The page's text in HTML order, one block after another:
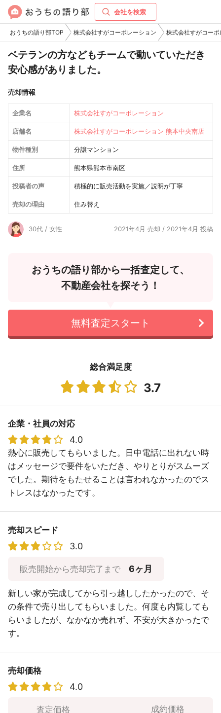
会社を検索
おうちの語り部TOP 株式会社すがコーポレーション 株式会社すがコー
ベテランの方などもチームで動いていただき
安心感がありました。
売却情報
企業名 株式会社すがコーポレーション
店舗名 株式会社すがコーポレーション 熊本中央南店
物件種別 分譲マンション
住所 熊本県熊本市南区
投稿者の声 積極的に販売活動を実施／説明が丁寧
売却の理由 住み替え
30代 / 女性 2021年4月 売却 / 2021年4月 投稿
おうちの語り部から一括査定して、
不動産会社を探そう！
無料査定スタート
総合満足度
3.7
企業・社員の対応
4.0
熱心に販売してもらいました。日中電話に出れない時
はメッセージで要件をいただき、やりとりがスムーズ
でした。期待をもたせることは言われなかったのでス
トレスはなかったです。
売却スピード
3.0
販売開始から売却完了まで 6ヶ月
新しい家が完成してから引っ越ししたかったので、そ
の条件で売り出してもらいました。何度も内覧しても
らいましたが、なかなか売れず、不安が大きかったで
す。
売却価格
4.0
査定価格 成約価格